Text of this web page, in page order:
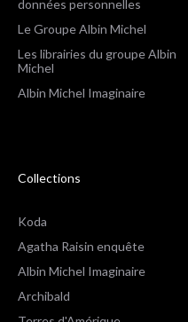
données personnelles
Le Groupe Albin Michel
Les librairies du groupe Albin
Michel
Albin Michel Imaginaire
Collections
Koda
Agatha Raisin enquête
Albin Michel Imaginaire
Archibald